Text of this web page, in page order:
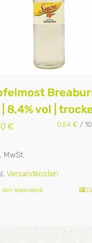
| 8,4% vol |
€ 0,54 € /
MwSt.
Versandkosten
den Warenkorb